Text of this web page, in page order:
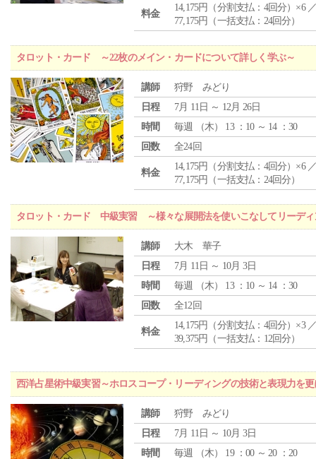
料金
14,175円（分割支払：4回分）×6
77,175円（一括支払：24回分）
タロット・カード ～22枚のメイン・カードについて詳しく学ぶ～
講師
狩野 みどり
日程
7月 11日 ～ 12月 26日
時間
毎週 （木） 13 ：10 ～ 14 ：30
回数
全24回
料金
14,175円（分割支払：4回分）×6
77,175円（一括支払：24回分）
タロット・カード 中級実習 ～様々な展開法を使いこなしてリーディ
講師
大木 華子
日程
7月 11日 ～ 10月 3日
時間
毎週 （木） 13 ：10 ～ 14 ：30
回数
全12回
料金
14,175円（分割支払：4回分）×3
39,375円（一括支払：12回分）
西洋占星術中級実習～ホロスコープ・リーディングの技術と表現力を
講師
狩野 みどり
日程
7月 11日 ～ 10月 3日
時間
毎週 （木） 19 ：00 ～ 20 ：20